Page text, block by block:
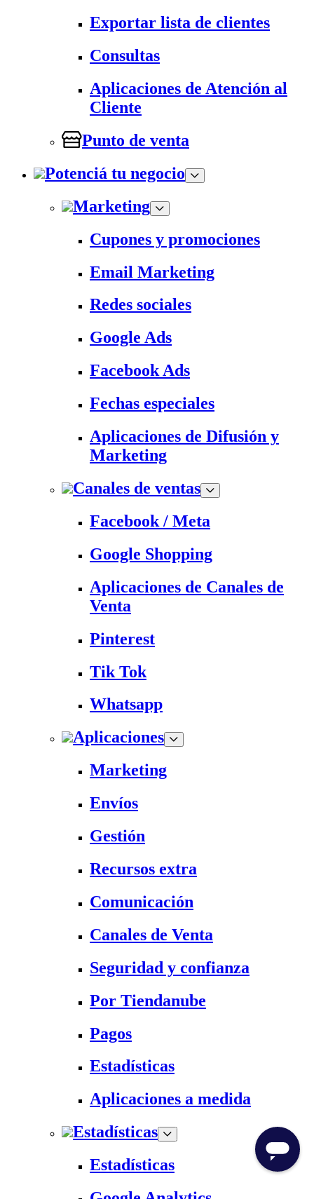
Exportar lista de clientes
Consultas
Aplicaciones de Atención al
Cliente
Punto de venta
Potenciá tu negocio
Marketing
Cupones y promociones
Email Marketing
Redes sociales
Google Ads
Facebook Ads
Fechas especiales
Aplicaciones de Difusión y
Marketing
Canales de ventas
Facebook / Meta
Google Shopping
Aplicaciones de Canales de
Venta
Pinterest
Tik Tok
Whatsapp
Aplicaciones
Marketing
Envíos
Gestión
Recursos extra
Comunicación
Canales de Venta
Seguridad y confianza
Por Tiendanube
Pagos
Estadísticas
Aplicaciones a medida
Estadísticas
Estadísticas